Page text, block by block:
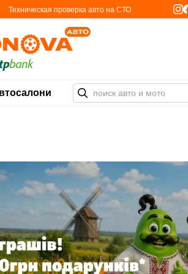
Техническая проверка авто на СТО